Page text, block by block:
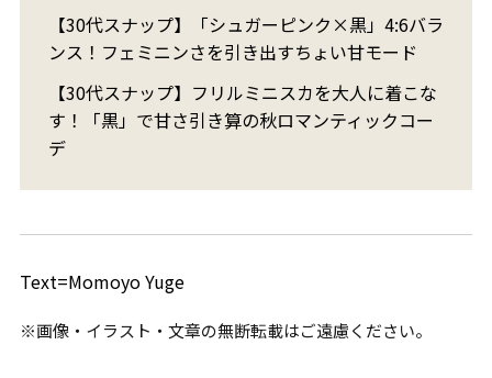
【30代スナップ】「シュガーピンク×黒」4:6バラ
ンス！フェミニンさを引き出すちょい甘モード
【30代スナップ】フリルミニスカを大人に着こな
す！「黒」で甘さ引き算の秋ロマンティックコー
デ
Text=Momoyo Yuge
※画像・イラスト・文章の無断転載はご遠慮ください。